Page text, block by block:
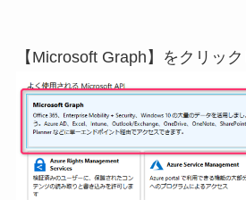
【Microsoft Graph】をクリッ